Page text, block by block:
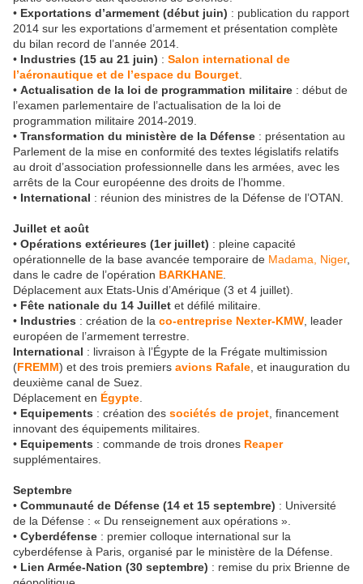
• Exportations d’armement (début juin) : publication du rapport
2014 sur les exportations d’armement et présentation complète
du bilan record de l’année 2014.
• Industries (15 au 21 juin) : Salon international de
l’aéronautique et de l’espace du Bourget
• Actualisation de la loi de programmation militaire : début de
l’examen parlementaire de l’actualisation de la loi de
programmation militaire 2014-2019.
• Transformation du ministère de la Défense : présentation au
Parlement de la mise en conformité des textes législatifs relatifs
au droit d’association professionnelle dans les armées, avec les
arrêts de la Cour européenne des droits de l’homme.
• International : réunion des ministres de la Défense de l’OTAN.
Juillet et août
• Opérations extérieures (1er juillet) : pleine capacité
opérationnelle de la base avancée temporaire de Madama, Niger,
dans le cadre de l’opération BARKHANE
Déplacement aux Etats-Unis d’Amérique (3 et 4 juillet).
• Fête nationale du 14 Juillet et défilé militaire.
• Industries : création de la co-entreprise Nexter-KMW , leader
européen de l’armement terrestre.
International : livraison à l’Égypte de la Frégate multimission
(FREMM) et des trois premiers avions Rafale , et inauguration du
deuxième canal de Suez.
Déplacement en Égypte
• Equipements : création des sociétés de projet , financement
innovant des équipements militaires.
• Equipements : commande de trois drones Reaper
supplémentaires.
Septembre
• Communauté de Défense (14 et 15 septembre) : Université
de la Défense : « Du renseignement aux opérations ».
• Cyberdéfense : premier colloque international sur la
cyberdéfense à Paris, organisé par le ministère de la Défense.
• Lien Armée-Nation (30 septembre) : remise du prix Brienne de